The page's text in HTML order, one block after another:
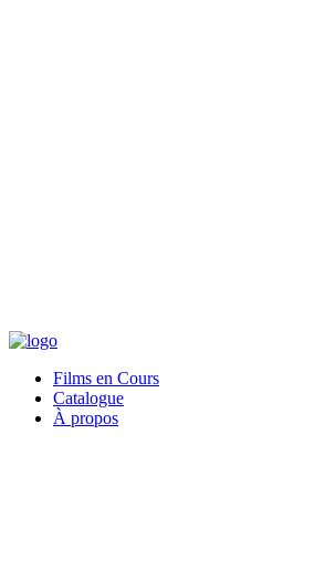
Films en Cours
Catalogue
À propos